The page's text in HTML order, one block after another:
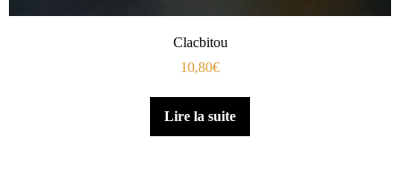
Clacbitou
10,80€
Lire la suite